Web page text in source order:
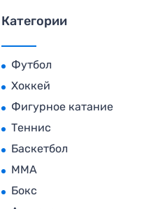
Категории
Футбол
Хоккей
Фигурное катание
Теннис
Баскетбол
MMA
Бокс